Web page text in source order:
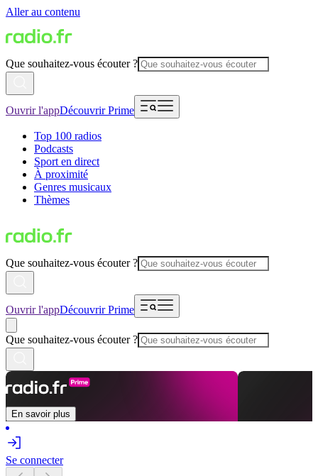
Aller au contenu
Que souhaitez-vous écouter ?
Ouvrir l'appDécouvrir Prime
Top 100 radios
Podcasts
Sport en direct
À proximité
Genres musicaux
Thèmes
Que souhaitez-vous écouter ?
Ouvrir l'appDécouvrir Prime
Que souhaitez-vous écouter ?
En savoir plus
Se connecter